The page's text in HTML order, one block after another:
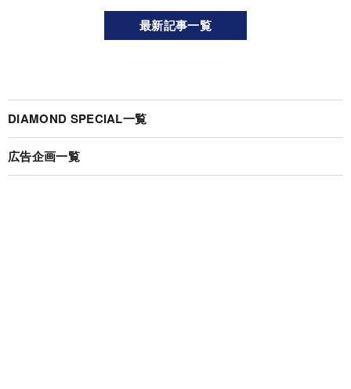
最新記事一覧
DIAMOND SPECIAL一覧
広告企画一覧